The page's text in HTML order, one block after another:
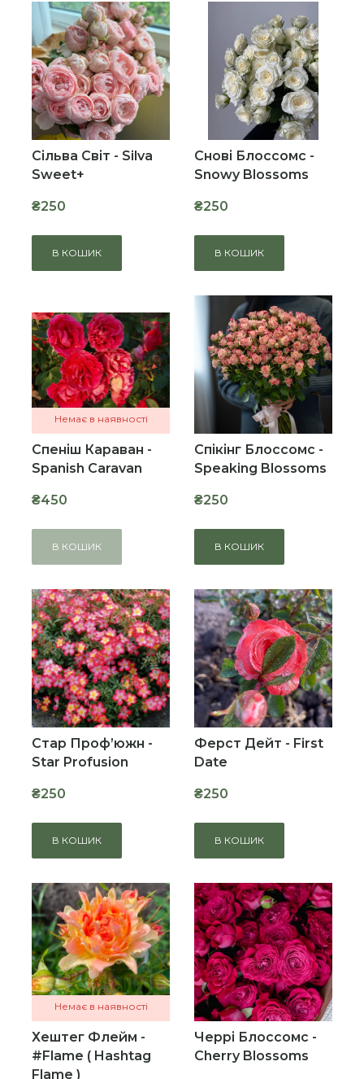
Сільва Світ - Silva
Sweet+
₴250
В КОШИК
Снові Блоссомс -
Snowy Blossoms
₴250
В КОШИК
Немає в наявності
Спеніш Караван -
Spanish Caravan
₴450
В КОШИК
Спікінг Блоссомс -
Speaking Blossoms
₴250
В КОШИК
Стар Проф’южн -
Star Profusion
₴250
В КОШИК
Ферст Дейт - First
Date
₴250
В КОШИК
Немає в наявності
Хештег Флейм -
#Flame ( Hashtag
Flame )
Черрі Блоссомс -
Cherry Blossoms